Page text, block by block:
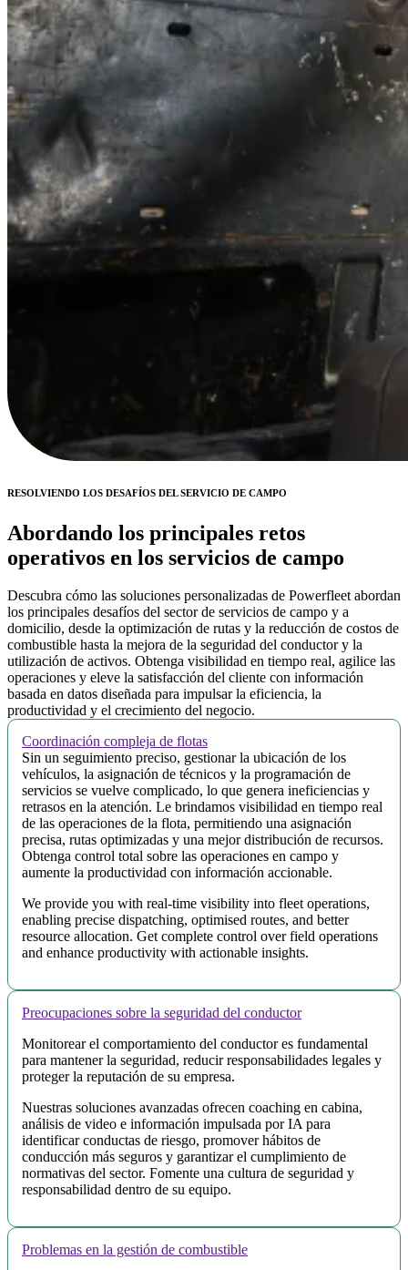
RESOLVIENDO LOS DESAFÍOS DEL SERVICIO DE CAMPO
Abordando los principales retos
operativos en los servicios de campo
Descubra cómo las soluciones personalizadas de Powerfleet abordan
los principales desafíos del sector de servicios de campo y a
domicilio, desde la optimización de rutas y la reducción de costos de
combustible hasta la mejora de la seguridad del conductor y la
utilización de activos. Obtenga visibilidad en tiempo real, agilice las
operaciones y eleve la satisfacción del cliente con información
basada en datos diseñada para impulsar la eficiencia, la
productividad y el crecimiento del negocio.
Coordinación compleja de flotas
Sin un seguimiento preciso, gestionar la ubicación de los
vehículos, la asignación de técnicos y la programación de
servicios se vuelve complicado, lo que genera ineficiencias y
retrasos en la atención. Le brindamos visibilidad en tiempo real
de las operaciones de la flota, permitiendo una asignación
precisa, rutas optimizadas y una mejor distribución de recursos.
Obtenga control total sobre las operaciones en campo y
aumente la productividad con información accionable.
We provide you with real-time visibility into fleet operations,
enabling precise dispatching, optimised routes, and better
resource allocation. Get complete control over field operations
and enhance productivity with actionable insights.
Preocupaciones sobre la seguridad del conductor
Monitorear el comportamiento del conductor es fundamental
para mantener la seguridad, reducir responsabilidades legales y
proteger la reputación de su empresa.
Nuestras soluciones avanzadas ofrecen coaching en cabina,
análisis de video e información impulsada por IA para
identificar conductas de riesgo, promover hábitos de
conducción más seguros y garantizar el cumplimiento de
normativas del sector. Fomente una cultura de seguridad y
responsabilidad dentro de su equipo.
Problemas en la gestión de combustible